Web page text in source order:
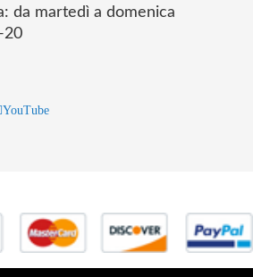
da martedì a domenica
20
YouTube